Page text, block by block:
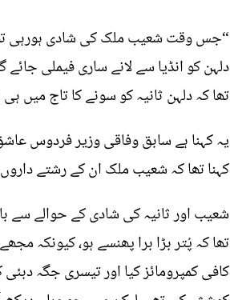
“جس وقت شعیب ملک کی شادی ہورہی
دلہن کو انڈیا سے لانے ساری فیملی
تھا کہ دلہن ثانیہ کو سونے کا تاج میں
یہ کہنا ہے سابق وفاقی وزیر فردوس
کہنا تھا کہ شعیب ملک ان کے رشتے
شعیب اور ثانیہ کی شادی کے حوالے سے
تھا کہ پُتر بڑا برا پھنسے ہو،
کافی کمپرومائز کیا اور تیسری جگہ